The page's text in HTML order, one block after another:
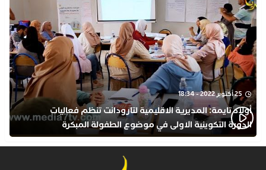
25 أكتوبر 2022 - 18:34
أولاد تايمة: المديرية الاقليمية لتارودانت تنظم فعاليات
الدورة التكوينية الاولى في موضوع الطفولة المبكرة
بمركز التكوين ثانوية الحسن الثاني التأهيلية